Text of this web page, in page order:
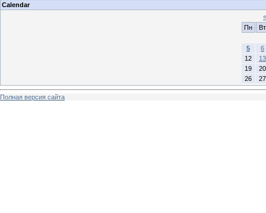
Calendar
«
Пн
Вт
5
6
12
13
19
20
26
27
Полная версия сайта